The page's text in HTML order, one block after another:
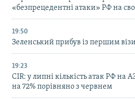
«безпрецедентні атаки» РФ на
19:50
Зеленський прибув із першим
19:23
CIR: у липні кількість атак РФ на
на 72% порівняно з червнем